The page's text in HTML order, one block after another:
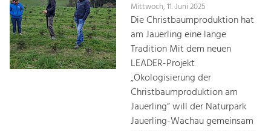
Soziales, Bildung &
Identität
Gleichberechtigung, Jugend und
Integration
Mobilität & Energie
Klimawandel, öffentlicher Verkehr und
Mittwoch, 11. Juni 2025
Die Christbaumproduktion hat
am Jauerling eine lange
Tradition Mit dem neuen
LEADER-Projekt
„Ökologisierung der
Christbaumproduktion am
Jauerling“ will der Naturpark
Jauerling-Wachau gemeinsam